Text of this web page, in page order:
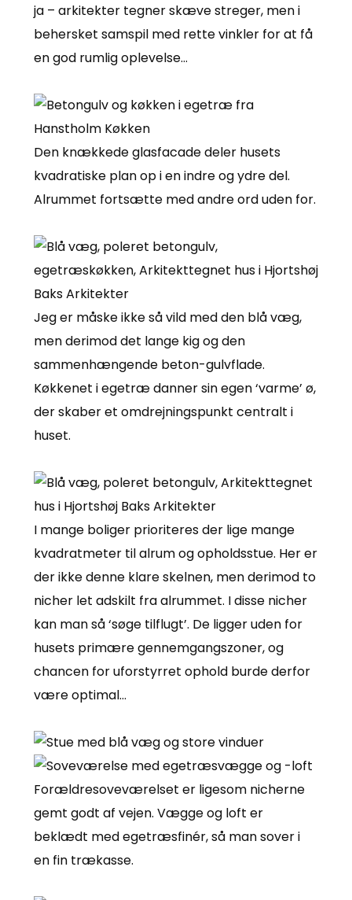
ja – arkitekter tegner skæve streger, men i
behersket samspil med rette vinkler for at få
en god rumlig oplevelse…
Den knækkede glasfacade deler husets
kvadratiske plan op i en indre og ydre del.
Alrummet fortsætte med andre ord uden for.
Jeg er måske ikke så vild med den blå væg,
men derimod det lange kig og den
sammenhængende beton-gulvflade.
Køkkenet i egetræ danner sin egen ‘varme’ ø,
der skaber et omdrejningspunkt centralt i
huset.
I mange boliger prioriteres der lige mange
kvadratmeter til alrum og opholdsstue. Her er
der ikke denne klare skelnen, men derimod to
nicher let adskilt fra alrummet. I disse nicher
kan man så ‘søge tilflugt’. De ligger uden for
husets primære gennemgangszoner, og
chancen for uforstyrret ophold burde derfor
være optimal…
Forældresoveværelset er ligesom nicherne
gemt godt af vejen. Vægge og loft er
beklædt med egetræsfinér, så man sover i
en fin trækasse.